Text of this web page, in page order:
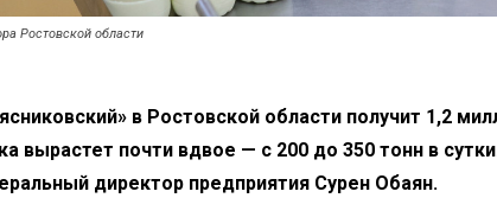
Ростовской области
в Ростовской области получит 1,2
вырастет почти вдвое — с 200 до 350 тонн в
директор предприятия Сурен Обаян.